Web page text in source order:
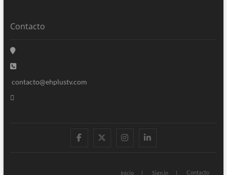
Contacto
contacto@ehplustv.com
facebooktwitterinstagram
linkedin
Inicio Sign in Contacto